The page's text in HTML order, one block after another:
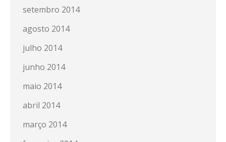
setembro 2014
agosto 2014
julho 2014
junho 2014
maio 2014
abril 2014
março 2014